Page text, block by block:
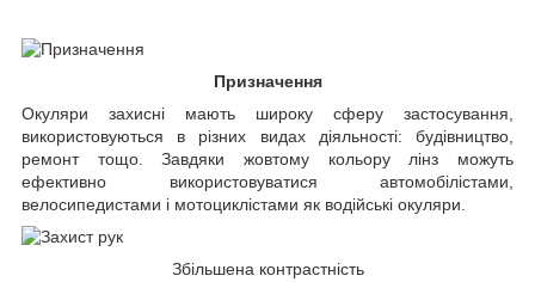
Призначення
Окуляри захисні мають широку сферу застосування,
використовуються в різних видах діяльності: будівництво,
ремонт тощо. Завдяки жовтому кольору лінз можуть
ефективно використовуватися автомобілістами,
велосипедистами і мотоциклістами як водійські окуляри.
Збільшена контрастність